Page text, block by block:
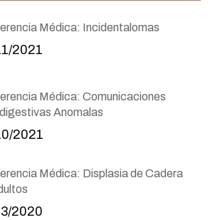
Médica: Incidentalomas
2021
Médica: Comunicaciones
Anomalas
2021
Médica: Displasia de Cadera
2020